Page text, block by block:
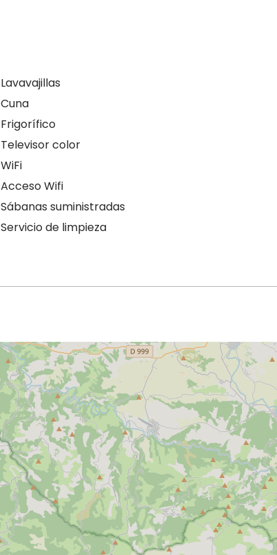
Lavavajillas
Cuna
Frigorífico
Televisor color
WiFi
Acceso Wifi
Sábanas suministradas
Servicio de limpieza